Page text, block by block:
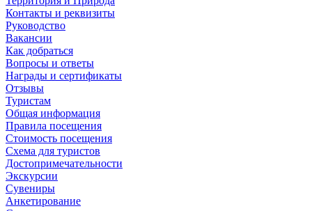
Контакты и реквизиты
Руководство
Вакансии
Как добраться
Вопросы и ответы
Награды и сертификаты
Отзывы
Туристам
Общая информация
Правила посещения
Стоимость посещения
Схема для туристов
Достопримечательности
Экскурсии
Сувениры
Анкетирование